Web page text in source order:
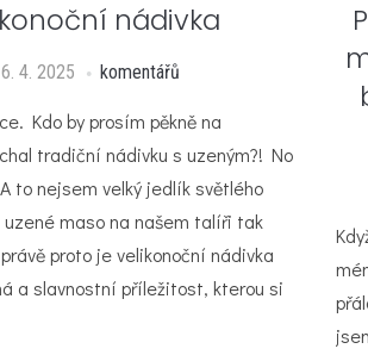
nádivka
4. 2025 komentářů
Kdo by prosím pěkně na
tradiční nádivku s uzeným?! No
to nejsem velký jedlík světlého
maso na našem talíři tak
proto je velikonoční nádivka
a slavnostní příležitost, kterou si